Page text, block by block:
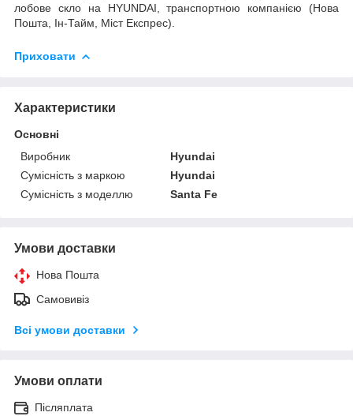
лобове скло на HYUNDAI, транспортною компанією (Нова
Пошта, Ін-Тайм, Міст Експрес).
Приховати
Характеристики
Основні
Виробник
Hyundai
Сумісність з маркою
Hyundai
Сумісність з моделлю
Santa Fe
Умови доставки
Нова Пошта
Самовивіз
Всі умови доставки
Умови оплати
Післяплата